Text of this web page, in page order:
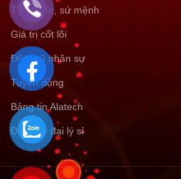
Tầm nhìn, sứ mệnh
Giá trị cốt lõi
Đội ngũ nhân sự
Tuyển dụng
Bảng tin Alatech
Đăng ký đại lý sỉ